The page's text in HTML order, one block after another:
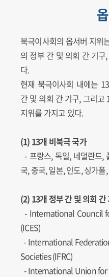
북극이사회의 옵서버 지위
의 정부 간 및 의회 간 기
다.
현재 북극이사회 내에는
간 및 의회 간 기구, 그리고
지위를 가지고 있다.
(1) 13개 비북극 국가
- 프랑스, 독일, 네덜란드,
국, 중국, 일본, 인도, 싱가폴
(2) 13개 정부 간 및 의회 간
- International Council
(ICES)
- International
Societies (IFRC)
-International Union for